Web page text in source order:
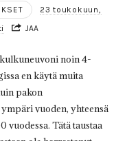
23 toukokuun,
JAA
noin 4-
en käytä muita
pakon
vuoden, yhteensä
Tätä taustaa